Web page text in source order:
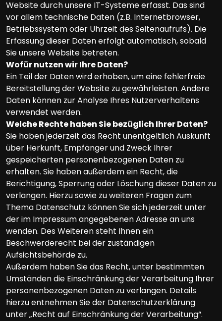
Website durch unsere IT-Systeme erfasst. Das sind
vor allem technische Daten (z.B. Internetbrowser,
Betriebssystem oder Uhrzeit des Seitenaufrufs). Die
Erfassung dieser Daten erfolgt automatisch, sobald
Sie unsere Website betreten.
Wofür nutzen wir Ihre Daten?
Ein Teil der Daten wird erhoben, um eine fehlerfreie
Bereitstellung der Website zu gewährleisten. Andere
Daten können zur Analyse Ihres Nutzerverhaltens
verwendet werden.
Welche Rechte haben Sie bezüglich Ihrer Daten?
Sie haben jederzeit das Recht unentgeltlich Auskunft
über Herkunft, Empfänger und Zweck Ihrer
gespeicherten personenbezogenen Daten zu
erhalten. Sie haben außerdem ein Recht, die
Berichtigung, Sperrung oder Löschung dieser Daten zu
verlangen. Hierzu sowie zu weiteren Fragen zum
Thema Datenschutz können Sie sich jederzeit unter
der im Impressum angegebenen Adresse an uns
wenden. Des Weiteren steht Ihnen ein
Beschwerderecht bei der zuständigen
Aufsichtsbehörde zu.
Außerdem haben Sie das Recht, unter bestimmten
Umständen die Einschränkung der Verarbeitung Ihrer
personenbezogenen Daten zu verlangen. Details
hierzu entnehmen Sie der Datenschutzerklärung
unter „Recht auf Einschränkung der Verarbeitung“.